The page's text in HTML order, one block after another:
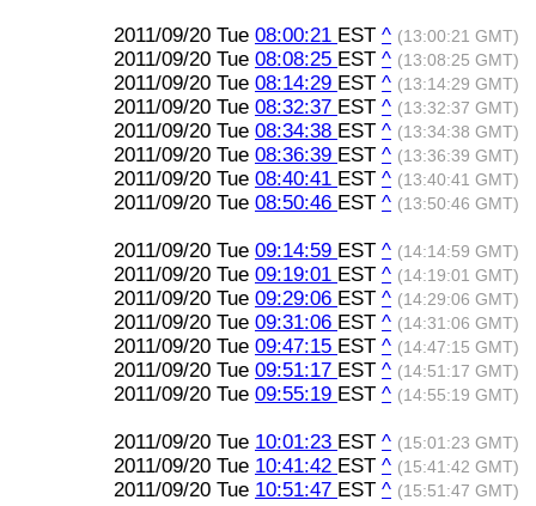
2011/09/20 Tue 08:00:21 EST ^ (13:00:21 GMT)
2011/09/20 Tue 08:08:25 EST ^ (13:08:25 GMT)
2011/09/20 Tue 08:14:29 EST ^ (13:14:29 GMT)
2011/09/20 Tue 08:32:37 EST ^ (13:32:37 GMT)
2011/09/20 Tue 08:34:38 EST ^ (13:34:38 GMT)
2011/09/20 Tue 08:36:39 EST ^ (13:36:39 GMT)
2011/09/20 Tue 08:40:41 EST ^ (13:40:41 GMT)
2011/09/20 Tue 08:50:46 EST ^ (13:50:46 GMT)
2011/09/20 Tue 09:14:59 EST ^ (14:14:59 GMT)
2011/09/20 Tue 09:19:01 EST ^ (14:19:01 GMT)
2011/09/20 Tue 09:29:06 EST ^ (14:29:06 GMT)
2011/09/20 Tue 09:31:06 EST ^ (14:31:06 GMT)
2011/09/20 Tue 09:47:15 EST ^ (14:47:15 GMT)
2011/09/20 Tue 09:51:17 EST ^ (14:51:17 GMT)
2011/09/20 Tue 09:55:19 EST ^ (14:55:19 GMT)
2011/09/20 Tue 10:01:23 EST ^ (15:01:23 GMT)
2011/09/20 Tue 10:41:42 EST ^ (15:41:42 GMT)
2011/09/20 Tue 10:51:47 EST ^ (15:51:47 GMT)